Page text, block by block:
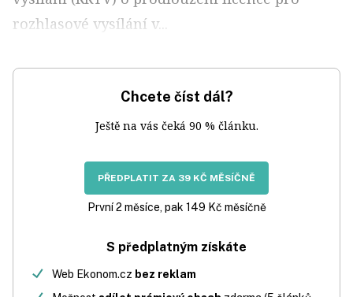
rozhlasové vysílání v...
Chcete číst dál?
Ještě na vás čeká 90 % článku.
PŘEDPLATIT ZA 39 KČ MĚSÍČNĚ
První 2 měsíce, pak 149 Kč měsíčně
S předplatným získáte
Web Ekonom.cz bez reklam